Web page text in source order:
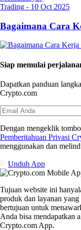
Trading - 10 Oct 2025
Bagaimana Cara
Siap memulai
Dapatkan panduan
Crypto.com
Dengan mengeklik
Pemberitahuan Privasi
menggunakan dan
Unduh App
Tujuan website ini
produk dan layanan
bertujuan untuk
Anda bisa mendapatkan
Crypto.com App.